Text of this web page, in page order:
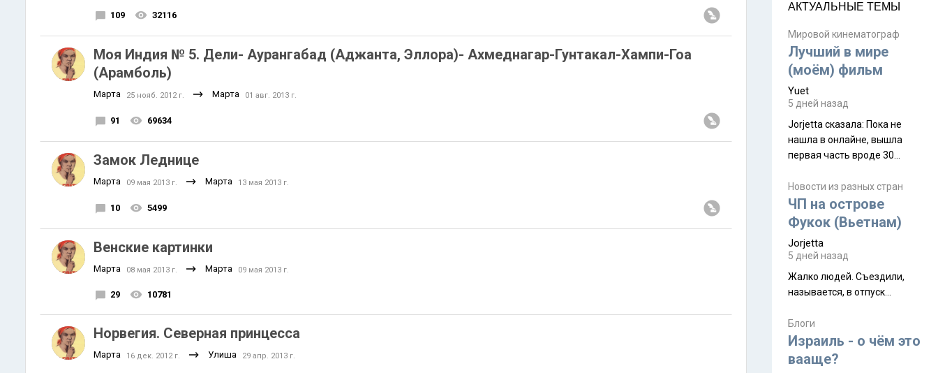
109 32116
Моя Индия № 5. Дели- Аурангабад (Аджанта, Эллора)- Ахмеднагар-Гунтакал-Хампи-Гоа
(Арамболь)
Марта 25 нояб. 2012 г. Марта 01 авг. 2013 г.
91 69634
Замок Леднице
Марта 09 мая 2013 г. Марта 13 мая 2013 г.
10 5499
Венские картинки
Марта 08 мая 2013 г. Марта 09 мая 2013 г.
29 10781
Норвегия. Северная принцесса
Марта 16 дек. 2012 г. Улиша 29 апр. 2013 г.
АКТУАЛЬНЫЕ ТЕМЫ
Мировой кинематограф
Лучший в мире
(моём) фильм
Yuet
5 дней назад
Jorjetta сказалa: Пока не
нашла в онлайне, вышла
первая часть вроде 30
Дивали 8 ноября.
Новости из разных стран
ЧП на острове
Фукок (Вьетнам)
Jorjetta
5 дней назад
Жалко людей. Съездили,
называется, в отпуск...
Блоги
Израиль - о чём это
вааще?